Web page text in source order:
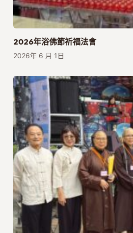
2026年浴佛節祈福法會
2026年 6 月 1日